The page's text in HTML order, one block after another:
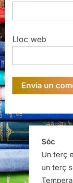
Lloc web
Sóc
Un terç
un terç